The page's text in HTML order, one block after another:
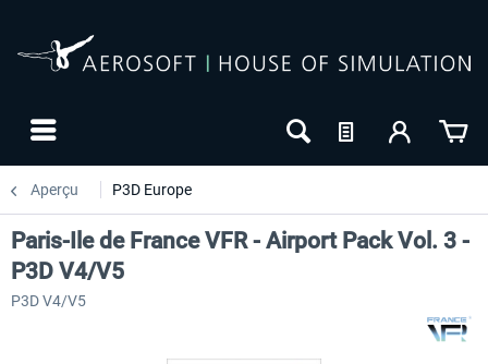
Aperçu P3D Europe
Paris-Ile de France VFR - Airport Pack Vol. 3 -
P3D V4/V5
P3D V4/V5